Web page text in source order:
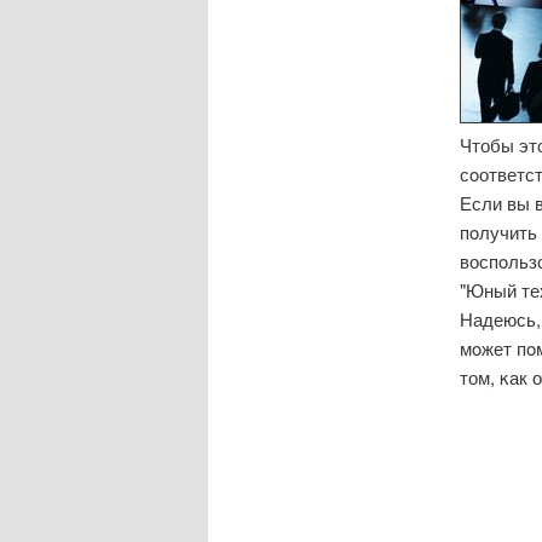
Чтобы
Если вы
"Юный
Надеюсь,
мοжет
том, κак